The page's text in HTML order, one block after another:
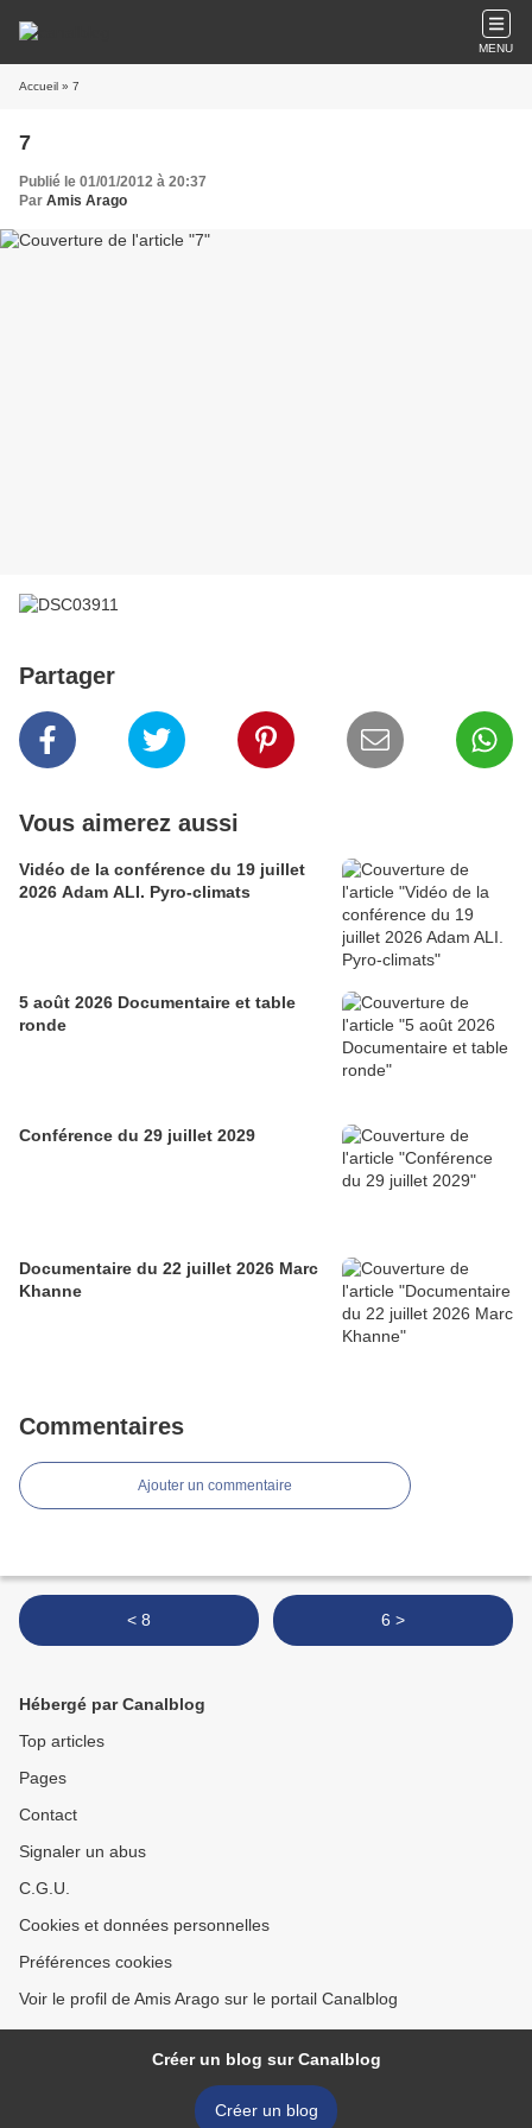
MENU
Accueil » 7
7
Publié le 01/01/2012 à 20:37
Par Amis Arago
Partager
Vous aimerez aussi
Vidéo de la conférence du 19 juillet
2026 Adam ALI. Pyro-climats
5 août 2026 Documentaire et table
ronde
Conférence du 29 juillet 2029
Documentaire du 22 juillet 2026 Marc
Khanne
Commentaires
Ajouter un commentaire
< 8 6 >
Hébergé par Canalblog
Top articles
Pages
Contact
Signaler un abus
C.G.U.
Cookies et données personnelles
Préférences cookies
Voir le profil de Amis Arago sur le portail Canalblog
Créer un blog sur Canalblog
Créer un blog